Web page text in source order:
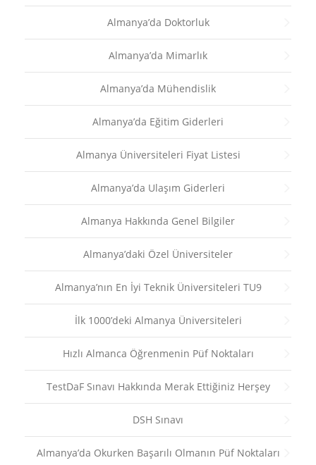
Almanya’da Doktorluk
Almanya’da Mimarlık
Almanya’da Mühendislik
Almanya’da Eğitim Giderleri
Almanya Üniversiteleri Fiyat Listesi
Almanya’da Ulaşım Giderleri
Almanya Hakkında Genel Bilgiler
Almanya’daki Özel Üniversiteler
Almanya’nın En İyi Teknik Üniversiteleri TU9
İlk 1000’deki Almanya Üniversiteleri
Hızlı Almanca Öğrenmenin Püf Noktaları
TestDaF Sınavı Hakkında Merak Ettiğiniz Herşey
DSH Sınavı
Almanya’da Okurken Başarılı Olmanın Püf Noktaları